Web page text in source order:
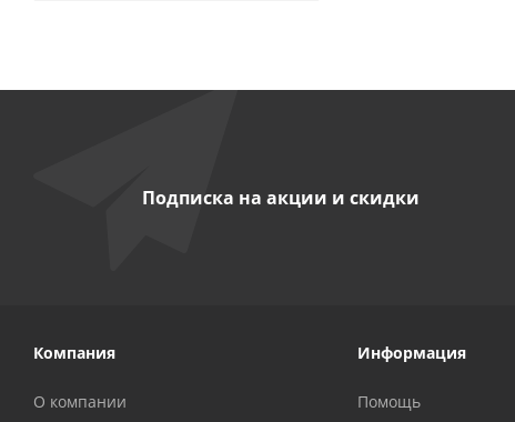
Подписка на акции и скидки
Компания
О компании
Информация
Помощь